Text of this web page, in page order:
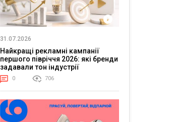
31.07.2026
Найкращі рекламні кампанії
першого півріччя 2026: які бренди
задавали тон індустрії
0 706